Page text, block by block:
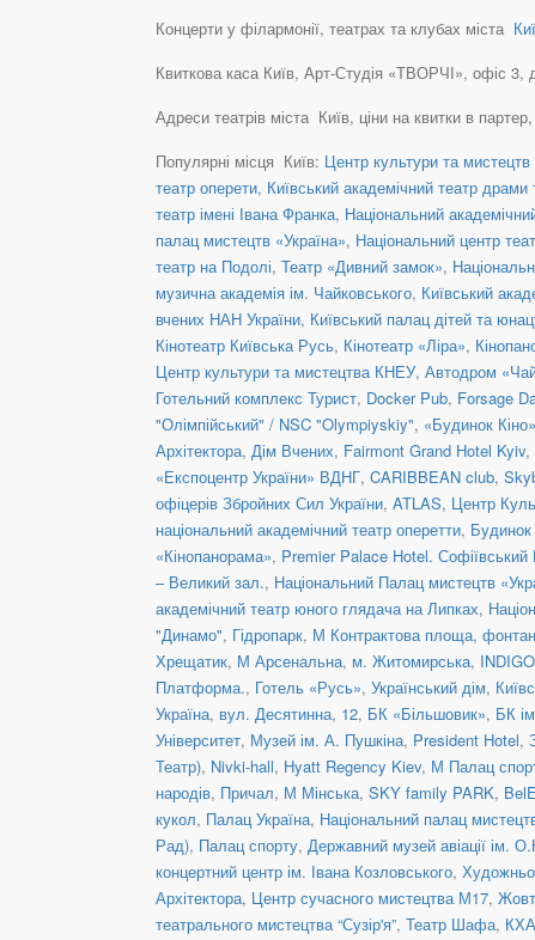
Концерти у філармонії, театрах та клубах міста
Квиткова каса Київ, Арт-Студія «ТВОРЧІ», офіс 3,
Адреси театрів міста Київ, ціни на квитки в
Популярні місця Київ: Центр культури та мистецтв
театр оперети, Київський академічний театр драми
театр імені Івана Франка, Національний
палац мистецтв «Україна», Національний центр
театр на Подолі, Театр «Дивний замок»,
музична академія ім. Чайковського, Київський
вчених НАН України, Київський палац дітей та
Кінотеатр Київська Русь, Кінотеатр «Ліра»,
Центр культури та мистецтва КНЕУ, Автодром
Готельний комплекс Турист, Docker Pub, Forsage
"Олімпійський" / NSC "Olympiyskiy", «Будинок Кіно»
Архітектора, Дім Вчених, Fairmont Grand Hotel Kyiv,
«Експоцентр України» ВДНГ, CARIBBEAN club,
офіцерів Збройних Сил України, ATLAS, Центр
національний академічний театр оперетти, Будинок
«Кінопанорама», Premier Palace Hotel.
– Великий зал., Національний Палац мистецтв
академічний театр юного глядача на Липках,
"Динамо", Гідропарк, М Контрактова площа,
Хрещатик, М Арсенальна, м. Житомирська,
Платформа., Готель «Русь», Український дім,
Україна, вул. Десятинна, 12, БК «Більшовик», БК
Університет, Музей ім. А. Пушкіна, President Hotel,
Театр), Nivki-hall, Hyatt Regency Kiev, М Палац
народів, Причал, М Мінська, SKY family PARK,
кукол, Палац Україна, Національний палац
Рад), Палац спорту, Державний музей авіації ім.
концертний центр ім. Івана Козловського,
Архітектора, Центр сучасного мистецтва М17,
театрального мистецтва “Сузір'я”, Театр Шафа,